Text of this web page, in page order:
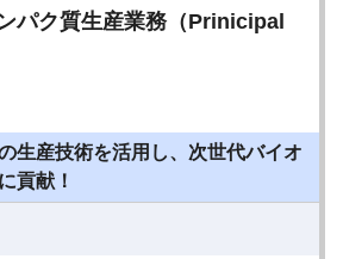
パク質生産業務（Prinicipal
生産技術を活用し、次世代バイオ
貢献！